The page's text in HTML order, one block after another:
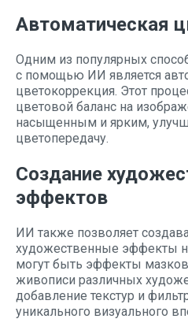
Автоматическая
Одним из популярных
с помощью ИИ является
цветокоррекция. Этот
цветовой баланс на
насыщенным и ярким,
цветопередачу.
Создание
эффектов
ИИ также позволяет
художественные эффекты
могут быть эффекты
живописи различных
добавление текстур и
уникального визуального